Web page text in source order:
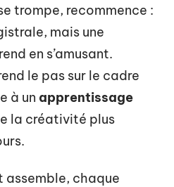
trompe, recommence :
mais une
en s’amusant.
le pas sur le cadre
à un apprentissage
la créativité plus
assemble, chaque